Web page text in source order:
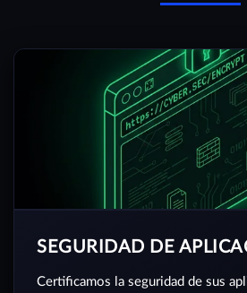
SEGURIDAD DE
Certificamos la seguridad de sus